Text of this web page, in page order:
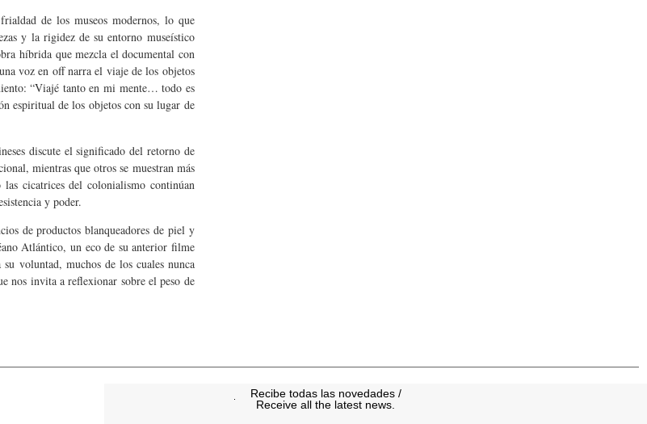
de los museos modernos, lo que
y la rigidez de su entorno museístico
híbrida que mezcla el documental con
voz en off narra el viaje de los objetos
“Viajé tanto en mi mente… todo es
espiritual de los objetos con su lugar de
discute el significado del retorno de
mientras que otros se muestran más
las cicatrices del colonialismo continúan
y poder.
de productos blanqueadores de piel y
Atlántico, un eco de su anterior filme
voluntad, muchos de los cuales nunca
nos invita a reflexionar sobre el peso de
Recibe todas las novedades /
Receive all the latest news.